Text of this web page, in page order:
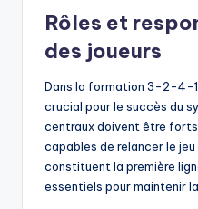
Rôles et
des joueurs
Dans la formation 3-2-4-
crucial pour le succès du
centraux doivent être
capables de relancer le jeu
constituent la première
essentiels pour maintenir